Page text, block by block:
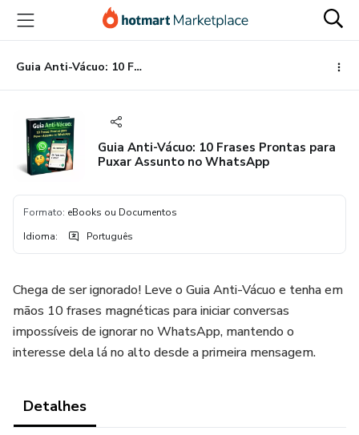
para
conteúdo
principal
para
pagamento
para
rodapé
Guia Anti-Vácuo: 10 Frases Prontas para Puxar Assunto no WhatsApp
Guia Anti-Vácuo: 10 Frases Prontas para
Puxar Assunto no WhatsApp
Formato: eBooks ou Documentos
Idioma: Português
Chega de ser ignorado! Leve o Guia Anti-Vácuo e tenha em
mãos 10 frases magnéticas para iniciar conversas
impossíveis de ignorar no WhatsApp, mantendo o
interesse dela lá no alto desde a primeira mensagem.
Detalhes